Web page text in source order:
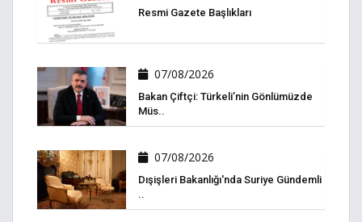
Resmi Gazete Başlıkları
07/08/2026
Bakan Çiftçi: Türkeli’nin Gönlümüzde
Müs..
07/08/2026
Dışişleri Bakanlığı'nda Suriye Gündemli
..